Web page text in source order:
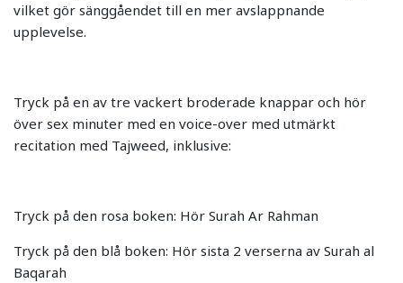
vilket gör sänggåendet till en mer avslappnande
upplevelse.
Tryck på en av tre vackert broderade knappar och hör
över sex minuter med en voice-over med utmärkt
recitation med Tajweed, inklusive:
Tryck på den rosa boken: Hör Surah Ar Rahman
Tryck på den blå boken: Hör sista 2 verserna av Surah al
Baqarah